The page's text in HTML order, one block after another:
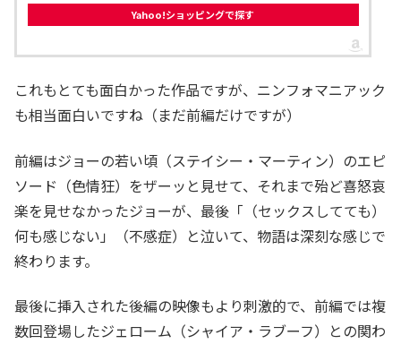
Yahoo!ショッピングで探す
これもとても面白かった作品ですが、ニンフォマニアック
も相当面白いですね（まだ前編だけですが）
前編はジョーの若い頃（ステイシー・マーティン）のエピ
ソード（色情狂）をザーッと見せて、それまで殆ど喜怒哀
楽を見せなかったジョーが、最後「（セックスしてても）
何も感じない」（不感症）と泣いて、物語は深刻な感じで
終わります。
最後に挿入された後編の映像もより刺激的で、前編では複
数回登場したジェローム（シャイア・ラブーフ）との関わ